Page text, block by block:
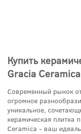
Купить
Gracia
Современный рынок
огромное
уникальное,
керамическая плитка
Ceramica - ваш